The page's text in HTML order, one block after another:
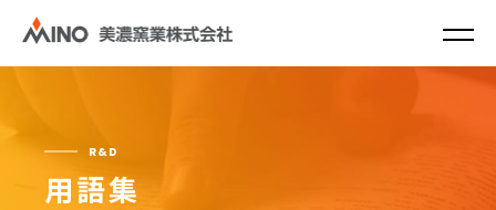
R&D
用語集